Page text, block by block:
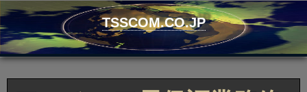
ン
テ
ン
ツ
へ
TSSCOM.CO.JP